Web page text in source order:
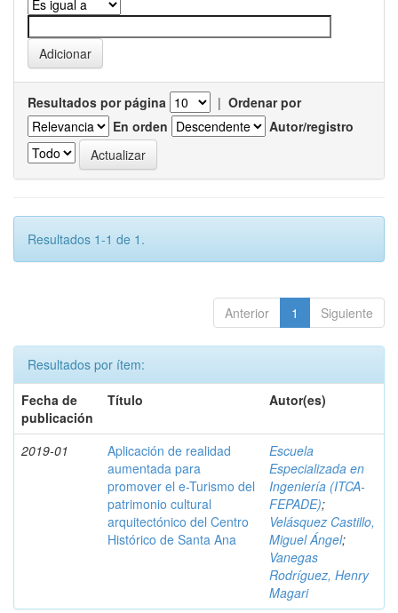
Resultados por página | Ordenar por
En orden
Autor/registro
Resultados 1-1 de 1.
Anterior 1 Siguiente
Resultados por ítem:
Fecha de
publicación
Título Autor(es)
2019-01
Aplicación de realidad
aumentada para
promover el e-Turismo del
patrimonio cultural
arquitectónico del Centro
Histórico de Santa Ana
Escuela
Especializada en
Ingeniería (ITCA-
FEPADE);
Velásquez Castillo,
Miguel Ángel;
Vanegas
Rodríguez, Henry
Magari